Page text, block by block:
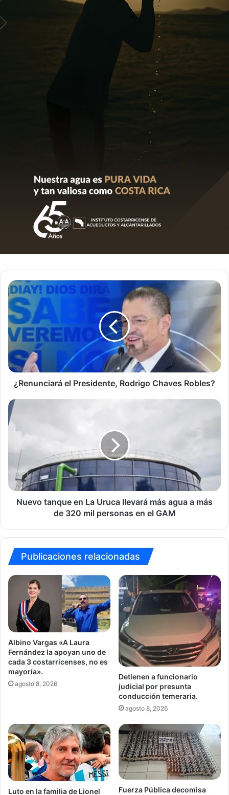
¿Renunciará
el
Presidente,
Rodrigo
Chaves
Robles?
¿Renunciará el Presidente, Rodrigo Chaves Robles?
Nuevo
tanque
en
llevará
más
agua
a
más
en
el
GAM
Nuevo tanque en La Uruca llevará más agua a más
de 320 mil personas en el GAM
Publicaciones relacionadas
Albino Vargas «A Laura
Fernández la apoyan uno de
cada 3 costarricenses, no es
mayoría».
agosto 8, 2026
Detienen a funcionario
judicial por presunta
conducción temeraria.
agosto 8, 2026
Luto en la familia de Lionel Fuerza Pública decomisa